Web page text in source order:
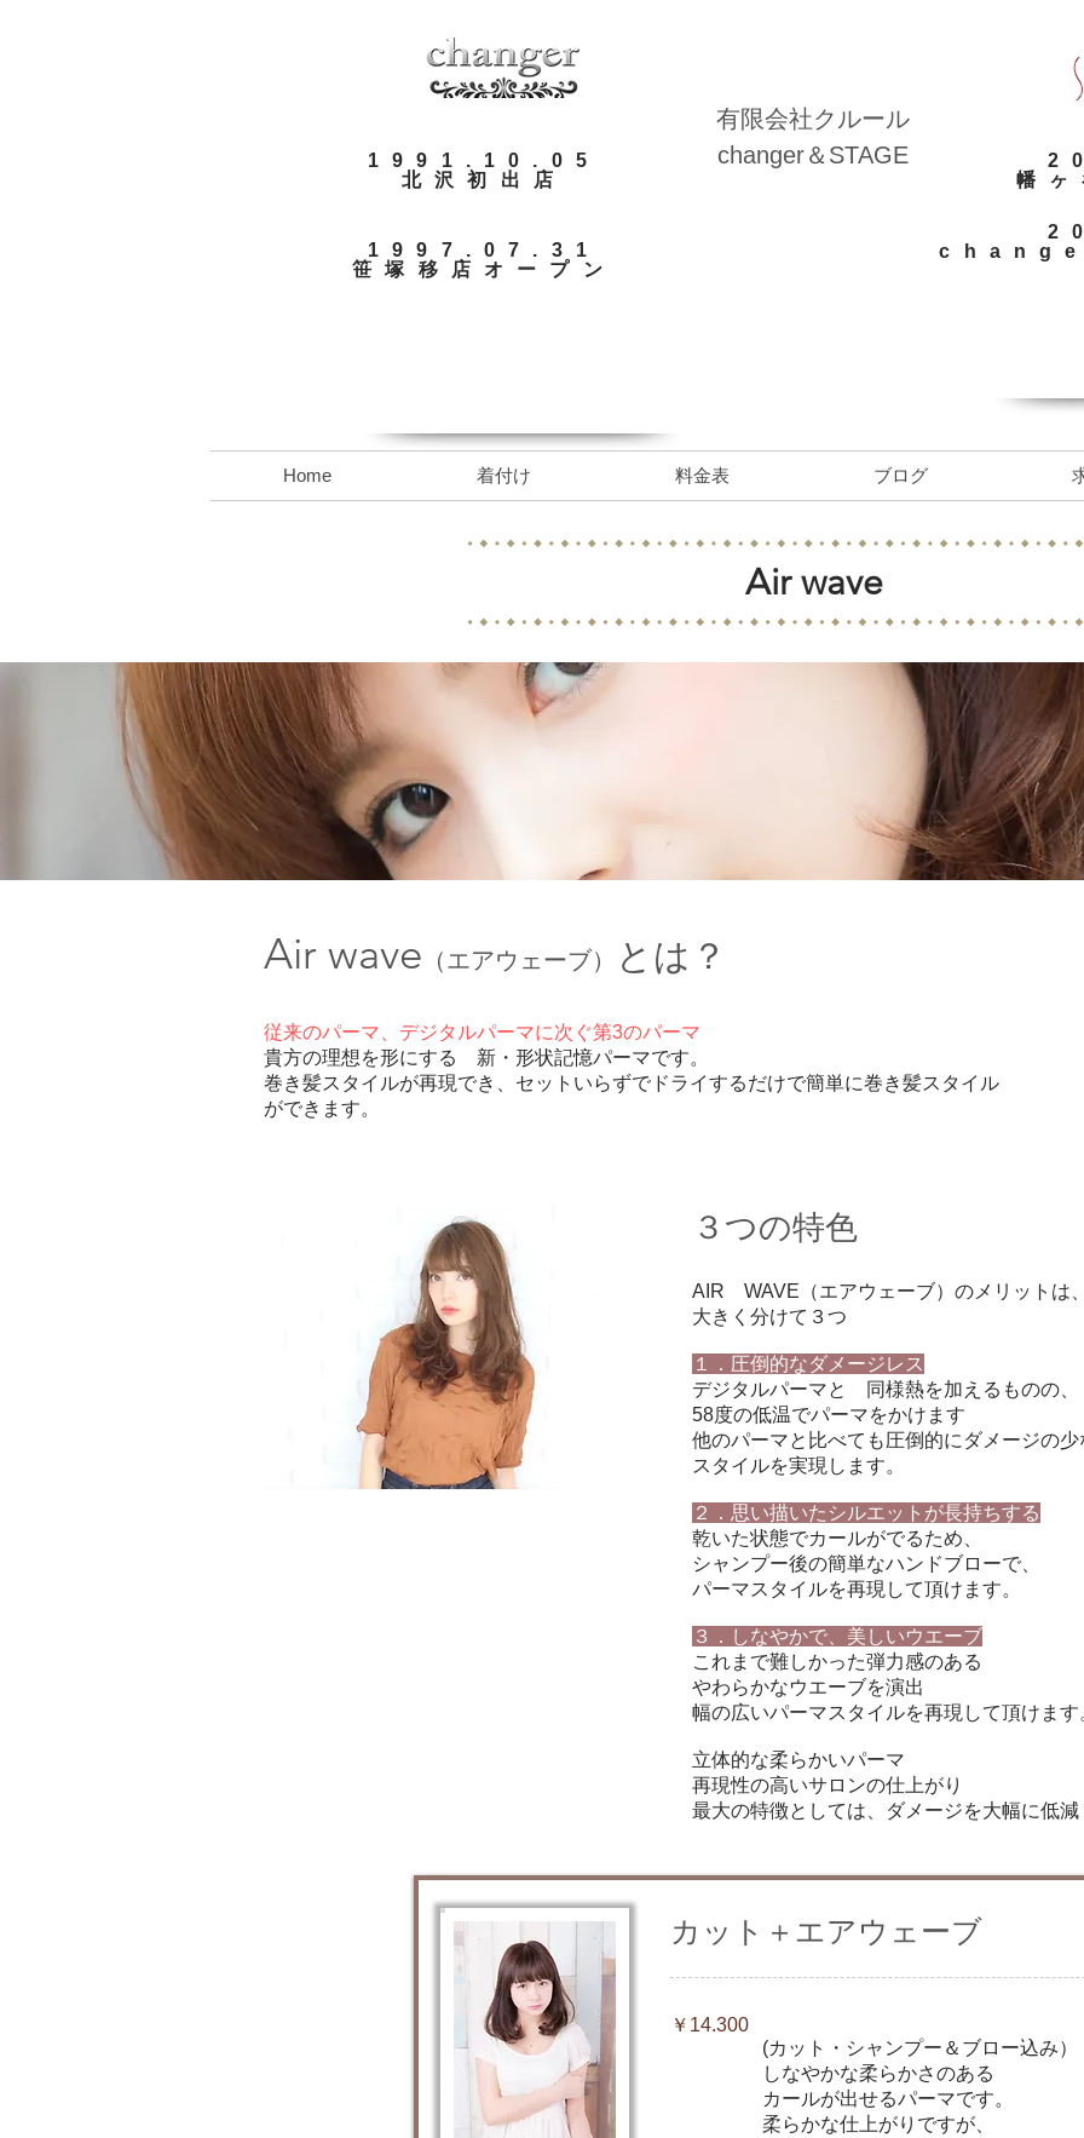
​1991.10.05
​北沢初出店
幡
​有限会社クルール
​changer＆STAGE
​1997.07.31
​​笹塚移店オープン
change
Home 着付け 料金表 ブログ
Air wave
Air wave （エアウェーブ） とは？
従来のパーマ、デジタルパーマに次ぐ第3のパーマ
貴方の理想を形にする 新・形状記憶パーマです。
巻き髪スタイルが再現でき、セットいらずでドライするだけで簡単に巻き髪スタイル
ができます。
３つの特色
AIR WAVE（エアウェーブ）のメリットは
大きく分けて３つ
１．圧倒的なダメージレス
デジタルパーマと 同様熱を加えるものの、
58度の低温でパーマをかけます
他のパーマと比べても圧倒的にダメージの少
スタイルを実現します。
２．思い描いたシルエットが長持ちする
乾いた状態でカールがでるため、
シャンプー後の簡単なハンドブローで、
パーマスタイルを再現して頂けます。
３．しなやかで、美しいウエーブ
これまで難しかった弾力感のある
やわらかなウエーブを演出
幅の広いパーマスタイルを再現して頂けます
立体的な柔らかいパーマ
再現性の高いサロンの仕上がり
最大の特徴としては、ダメージを大幅に低減
カット＋エアウェーブ
￥14.300
(カット・シャンプー＆ブロー込み）
しなやかな柔らかさのある
カールが出せるパーマです。
柔らかな仕上がりですが、